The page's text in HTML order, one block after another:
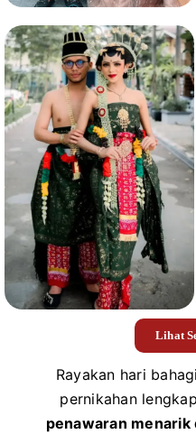
Lihat
Rayakan hari
pernikahan
penawaran menarik